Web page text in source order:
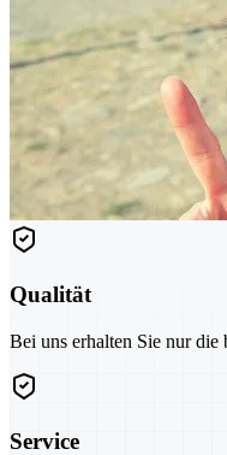
Qualität
Bei uns erhalten Sie nur die
Service